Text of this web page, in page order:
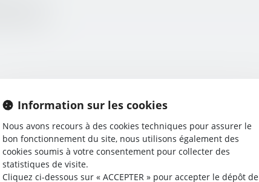
Information sur les cookies
Nous avons recours à des cookies techniques pour assurer le
bon fonctionnement du site, nous utilisons également des
cookies soumis à votre consentement pour collecter des
statistiques de visite.
Cliquez ci-dessous sur « ACCEPTER » pour accepter le dépôt de